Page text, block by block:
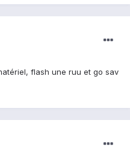
flash une ruu et go sav